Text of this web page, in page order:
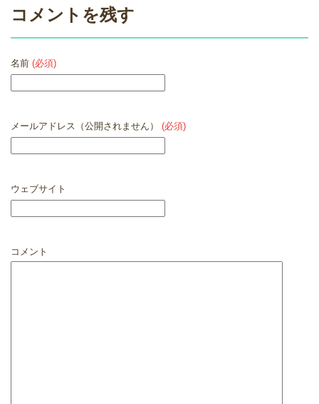
コメントを残す
名前 (必須)
メールアドレス（公開されません） (必須)
ウェブサイト
コメント